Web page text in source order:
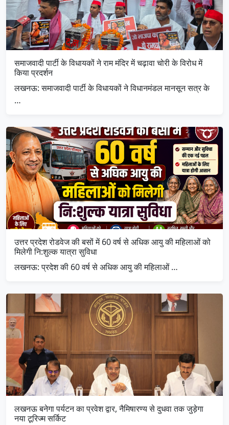
समाजवादी पार्टी के विधायकों ने राम मंदिर में चढ़ावा चोरी के विरोध में
किया प्रदर्शन
लखनऊ: समाजवादी पार्टी के विधायकों ने विधानमंडल मानसून सत्र के
…
उत्तर प्रदेश रोडवेज की बसों में 60 वर्ष से अधिक आयु की महिलाओं को
मिलेगी नि:शुल्क यात्रा सुविधा
लखनऊ: प्रदेश की 60 वर्ष से अधिक आयु की महिलाओं …
लखनऊ बनेगा पर्यटन का प्रवेश द्वार, नैमिषारण्य से दुधवा तक जुड़ेगा
नया टूरिज्म सर्किट